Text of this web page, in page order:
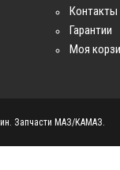
Контакты
Гарантии
Моя
Запчасти МАЗ/КАМАЗ.